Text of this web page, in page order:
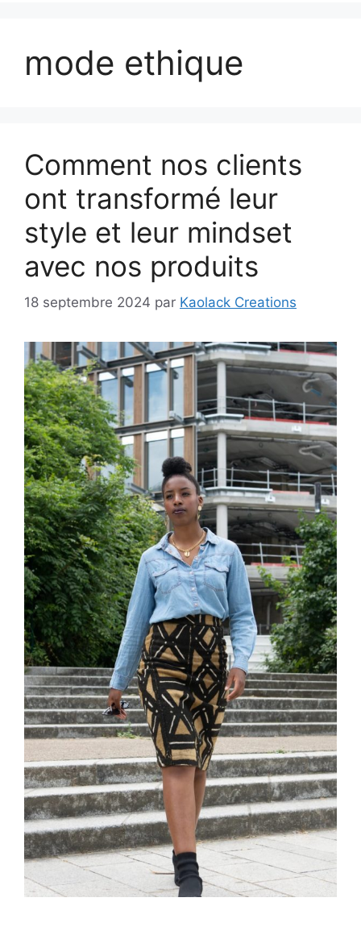
mode ethique
Comment nos clients
ont transformé leur
style et leur mindset
avec nos produits
18 septembre 2024 par Kaolack Creations